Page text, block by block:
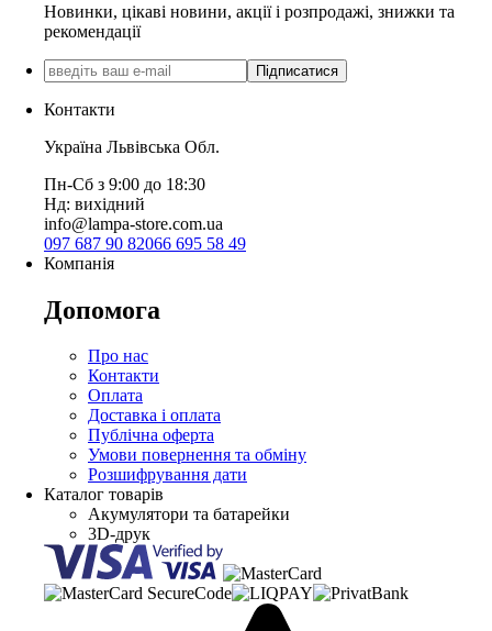
Новинки, цікаві новини, акції і розпродажі, знижки та
рекомендації
Підписатися
Контакти
Україна Львівська Обл.
Пн-Сб з 9:00 до 18:30
Нд: вихідний
info@lampa-store.com.ua
097 687 90 82066 695 58 49
Компанія
Допомога
Про нас
Контакти
Оплата
Доставка і оплата
Публічна оферта
Умови повернення та обміну
Розшифрування дати
Каталог товарів
Акумулятори та батарейки
3D-друк